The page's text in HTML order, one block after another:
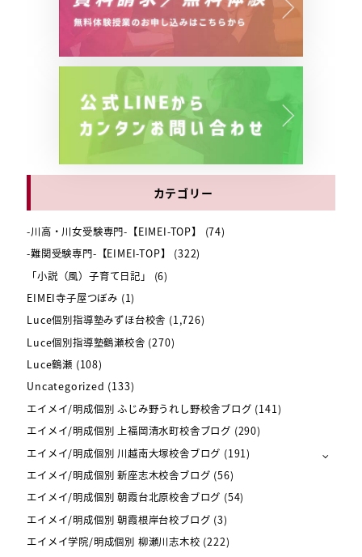
カテゴリー
-川高・川女受験専門-【EIMEI-TOP】
(74)
-難関受験専門-【EIMEI-TOP】
(322)
「小説（風）子育て日記」
(6)
EIMEI寺子屋つぼみ (1)
Luce個別指導塾みずほ台校舎 (1,726)
Luce個別指導塾鶴瀬校舎 (270)
Luce鶴瀬 (108)
Uncategorized (133)
エイメイ/明成個別 ふじみ野うれし野校舎ブログ (141)
エイメイ/明成個別 上福岡清水町校舎ブログ (290)
エイメイ/明成個別 川越南大塚校舎ブログ (191)
エイメイ/明成個別 新座志木校舎ブログ (56)
エイメイ/明成個別 朝霞台北原校舎ブログ (54)
エイメイ/明成個別 朝霞根岸台校ブログ (3)
エイメイ学院/明成個別 柳瀬川志木校 (222)